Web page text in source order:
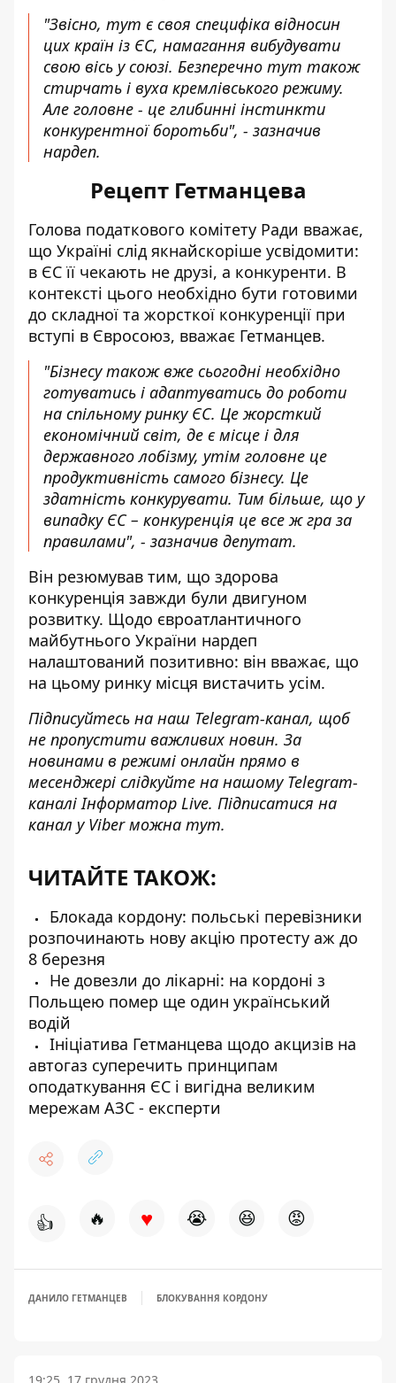
"Звісно, тут є своя специфіка відносин
цих країн із ЄС, намагання вибудувати
свою вісь у союзі. Безперечно тут також
стирчать і вуха кремлівського режиму.
Але головне - це глибинні інстинкти
конкурентної боротьби", - зазначив
нардеп.
Рецепт Гетманцева
Голова податкового комітету Ради вважає,
що Україні слід якнайскоріше усвідомити:
в ЄС її чекають не друзі, а конкуренти. В
контексті цього необхідно бути готовими
до складної та жорсткої конкуренції при
вступі в Євросоюз, вважає Гетманцев.
"Бізнесу також вже сьогодні необхідно
готуватись і адаптуватись до роботи
на спільному ринку ЄС. Це жорсткий
економічний світ, де є місце і для
державного лобізму, утім головне це
продуктивність самого бізнесу. Це
здатність конкурувати. Тим більше, що у
випадку ЄС – конкуренція це все ж гра за
правилами", - зазначив депутат.
Він резюмував тим, що здорова
конкуренція завжди були двигуном
розвитку. Щодо євроатлантичного
майбутнього України нардеп
налаштований позитивно: він вважає, що
на цьому ринку місця вистачить усім.
Підписуйтесь на наш Telegram-канал, щоб
не пропустити важливих новин. За
новинами в режимі онлайн прямо в
месенджері слідкуйте на нашому Telegram-
каналіІнформатор Live. Підписатися на
канал у Viber можна тут.
ЧИТАЙТЕ ТАКОЖ:
Блокада кордону: польські перевізники
розпочинають нову акцію протесту аж до
8 березня
Не довезли до лікарні: на кордоні з
Польщею помер ще один український
водій
Ініціатива Гетманцева щодо акцизів на
автогаз суперечить принципам
оподаткування ЄС і вигідна великим
мережам АЗС - експерти
👍 🔥 ♥ 😭 😆 😡
ДАНИЛО ГЕТМАНЦЕВ БЛОКУВАННЯ КОРДОНУ